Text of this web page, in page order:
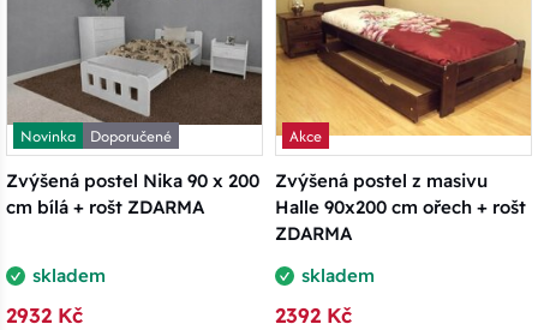
Novinka
Doporučené
Zvýšená postel Nika 90 x 200
cm bílá + rošt ZDARMA
skladem
2932 Kč
Akce
Zvýšená postel z masivu
Halle 90x200 cm ořech + rošt
ZDARMA
skladem
2392 Kč